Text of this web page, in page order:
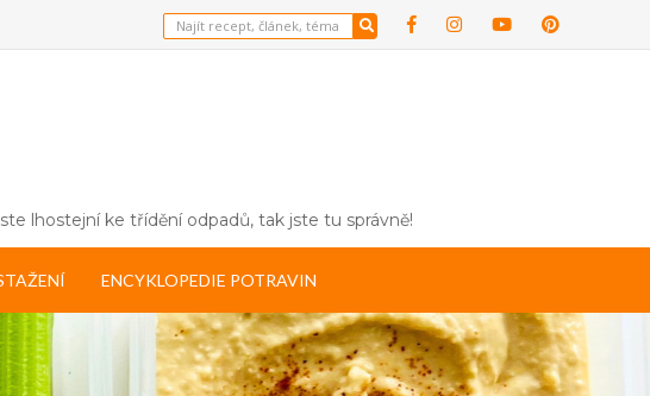
lhostejní ke třídění odpadů, tak jste tu správně!
ENCYKLOPEDIE POTRAVIN